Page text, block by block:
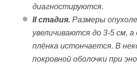
диагностируются.
II стадия. Размеры
увеличиваются до 3-5 см,
плёнка истончается. В
покровной оболочки при